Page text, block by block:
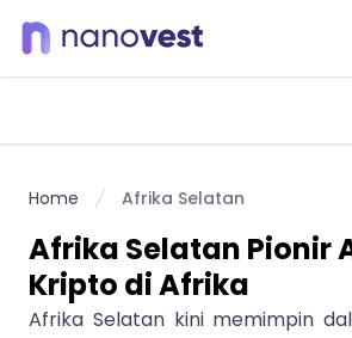
Home Afrika Selatan
Afrika Selatan Pionir
Kripto di Afrika
Afrika Selatan kini memimpin